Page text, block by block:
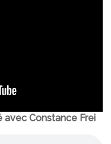
avec Constance Frei